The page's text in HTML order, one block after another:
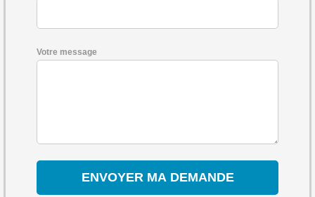
Votre message